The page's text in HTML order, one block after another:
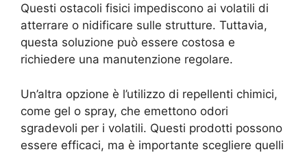
Questi ostacoli fisici impediscono ai volatili di
atterrare o nidificare sulle strutture. Tuttavia,
questa soluzione può essere costosa e
richiedere una manutenzione regolare.
Un’altra opzione è l’utilizzo di repellenti chimici,
come gel o spray, che emettono odori
sgradevoli per i volatili. Questi prodotti possono
essere efficaci, ma è importante scegliere quelli